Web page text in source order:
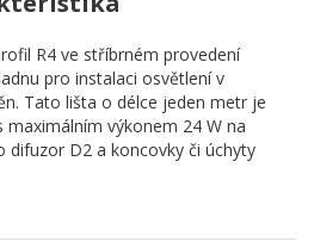
R4 ve stříbrném provedení
pro instalaci osvětlení v
Tato lišta o délce jeden metr je
maximálním výkonem 24 W na
difuzor D2 a koncovky či úchyty